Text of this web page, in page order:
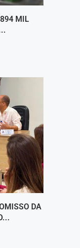
894 MIL
DA